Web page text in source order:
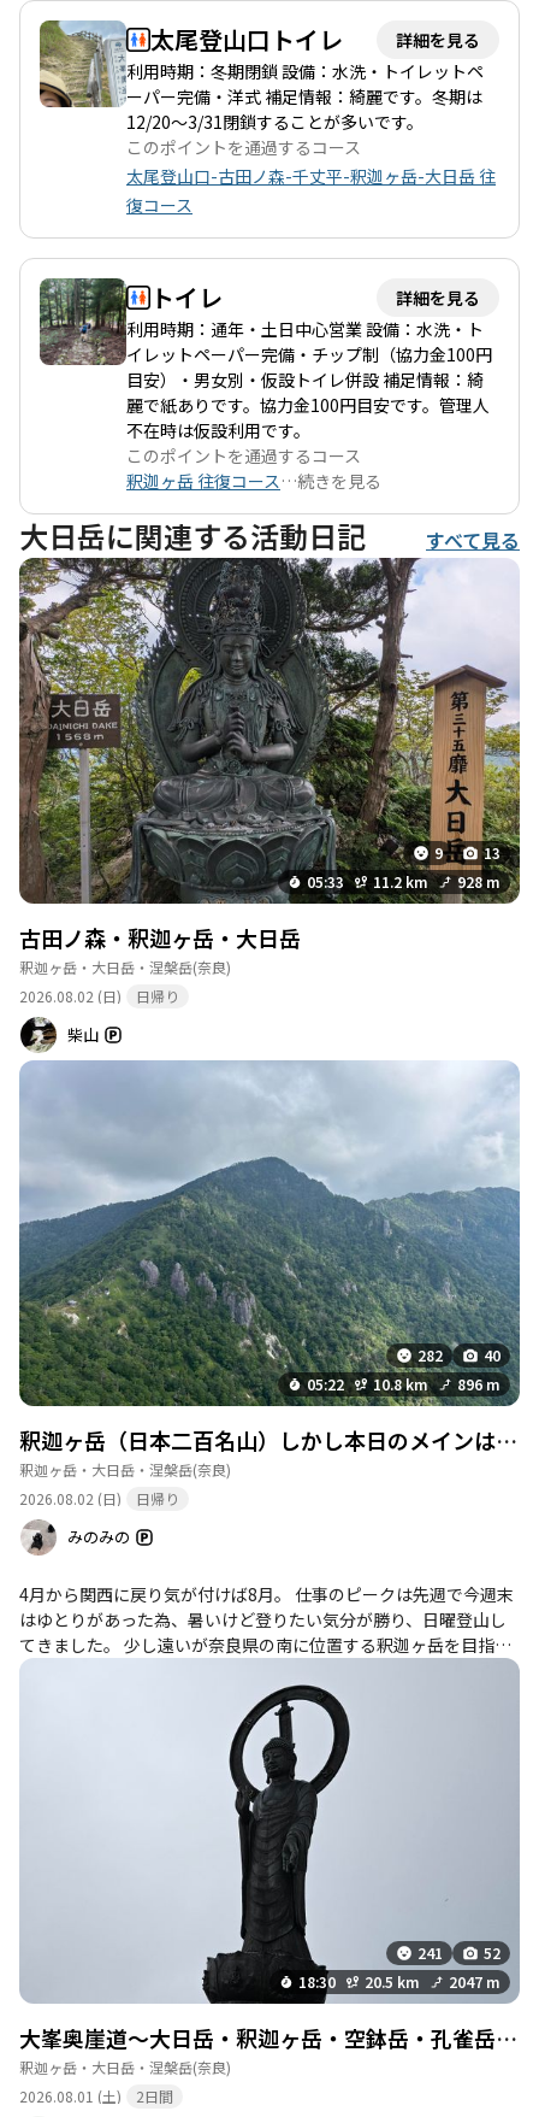
太尾登山口トイレ
詳細を見る
利用時期：冬期閉鎖 設備：水洗・トイレットペ
ーパー完備・洋式 補足情報：綺麗です。冬期は
12/20〜3/31閉鎖することが多いです。
このポイントを通過するコース
太尾登山口-古田ノ森-千丈平-釈迦ヶ岳-大日岳 往
復コース
トイレ
詳細を見る
利用時期：通年・土日中心営業 設備：水洗・ト
イレットペーパー完備・チップ制（協力金100円
目安）・男女別・仮設トイレ併設 補足情報：綺
麗で紙ありです。協力金100円目安です。管理人
不在時は仮設利用です。
このポイントを通過するコース
釈迦ヶ岳 往復コース…続きを見る
大日岳に関連する活動日記 すべて見る
9
13
05:33
11.2 km 928 m
古田ノ森・釈迦ヶ岳・大日岳
釈迦ヶ岳・大日岳・涅槃岳(奈良)
2026.08.02 (日)
日帰り
柴山
282
40
05:22
10.8 km 896 m
釈迦ヶ岳（日本二百名山）しかし本日のメインは大日岳の鎖場⛓️でした❗️
釈迦ヶ岳・大日岳・涅槃岳(奈良)
2026.08.02 (日)
日帰り
みのみの
4月から関西に戻り気が付けば8月。 仕事のピークは先週で今週末
はゆとりがあった為、暑いけど登りたい気分が勝り、日曜登山し
てきました。 少し遠いが奈良県の南に位置する釈迦ヶ岳を目指
し、自宅を3時に出発して5時30分前に登山口に到着。 少し曇って
いるが、風が吹いていて涼しい。久しぶり20℃を下回る気温を体
感してテンション上がる❗️ 出だしはやや急登だが整備されていて歩
きやすい。 登り切ると見晴らしの良いなだらかな登山道がしばら
く続く。快晴だと日差しにやられるが、今日は薄曇りで風も涼し
いので気持ち良く進む。 釈迦ヶ岳まで一気に登り切りました。 残
念ながら山頂は特に曇っていて景色は見れないものの、お釈迦様
にお詣りして満足。 このまま降りたら勿体ないので大日岳を目指
す。 こちらの登山道は笹藪で足元が見えないので、特に下りは要
注意。そして大日岳の下まで着くと修行道の行場で岩場・鎖場有
りで大変危険との標識。 マジ💧と思うも、大好きな鎖場を回避す
るという選択肢は無く、がっつり登らせていただきました。 全体
的に難易度が高いのは大日岳の鎖場だけなので、釈迦ヶ岳へのピ
ストンなら初心者の方にもお勧めです。 とても整備された登山道
で眺望もバツグンなので、また来たいなぁと思いました。
241
52
18:30
20.5 km 2047 m
大峯奥崖道〜大日岳・釈迦ヶ岳・空鉢岳・孔雀岳・仏生嶽
釈迦ヶ岳・大日岳・涅槃岳(奈良)
2026.08.01 (土)
2日間